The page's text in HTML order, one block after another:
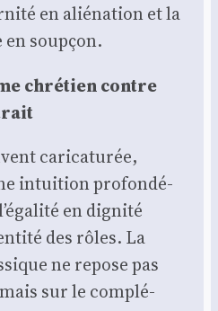
en alié­na­tion et la
soup­çon.
chré­tien contre
cari­ca­tu­rée,
intui­tion pro­fon­dé­
en digni­té
des rôles. La
ne repose pas
sur le com­plé­